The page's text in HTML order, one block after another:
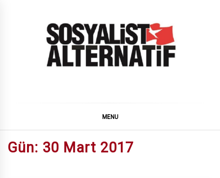
MENU
Gün: 30 Mart 2017